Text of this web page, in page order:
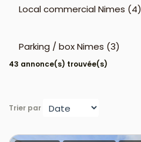
Local commercial Nimes (4)
Parking / box Nimes (3)
43 annonce(s) trouvée(s)
Trier par